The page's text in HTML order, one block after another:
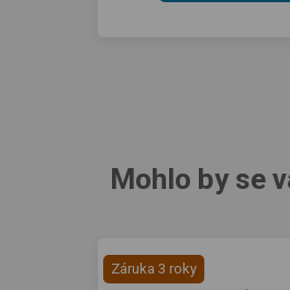
Mohlo by se
Záruka 3 roky